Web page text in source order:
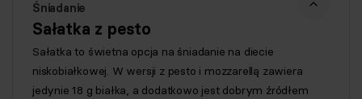
Śniadanie
Sałatka z pesto
Sałatka to świetna opcja na śniadanie na diecie
niskobiałkowej. W wersji z pesto i mozzarellą zawiera
jedynie 18 g białka, a dodatkowo jest dobrym źródłem